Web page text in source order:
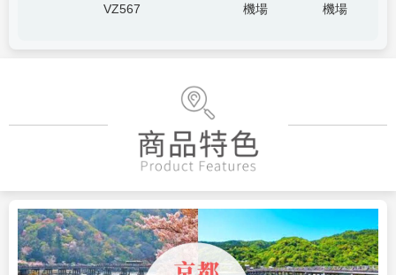
VZ567
機場
機場